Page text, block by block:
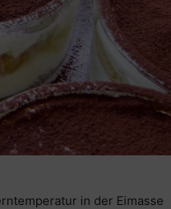
in der Eimasse